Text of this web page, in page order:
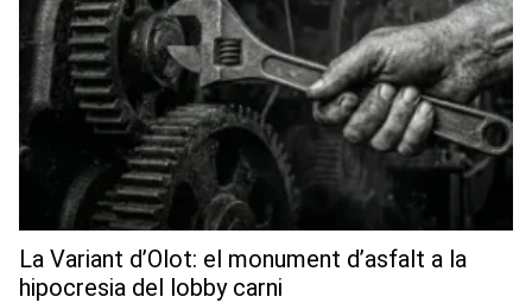
La Variant d’Olot: el monument d’asfalt a la
hipocresia del lobby carni